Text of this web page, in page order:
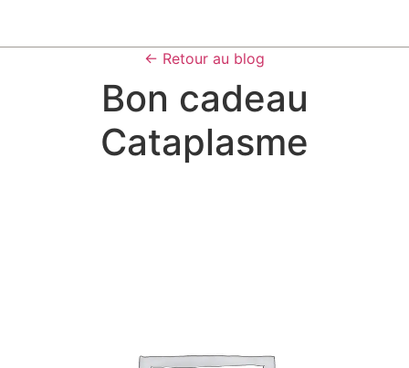
← Retour au blog
Bon cadeau
Cataplasme